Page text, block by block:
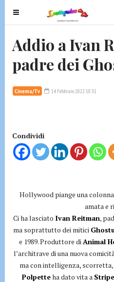
T
o
g
e
a
a
t
Addio a Ivan
padre dei
Cinema/Tv 14 Febbraio 2022 10:31
Condividi
Hollywood piange una
amata e
Ci ha lasciato Ivan Reitman,
ma soprattutto dei mitici
e 1989. Produttore diAnimal
l’architrave di una nuova
ma con intelligenza,
Polpetteha dato vita a